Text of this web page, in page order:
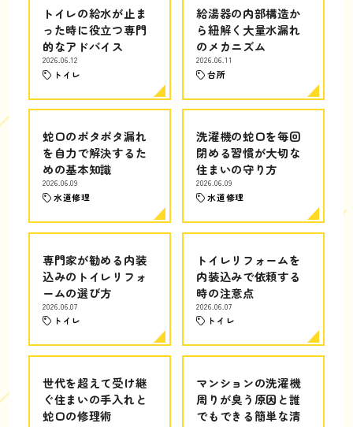
トイレの給水が止ま
った時に役立つ専門
的なアドバイス
2026.06.12
トイレ
給湯器の内部構造か
ら紐解く大量水漏れ
のメカニズム
2026.06.11
台所
蛇口のポタポタ漏れ
を自力で解決するた
めの基本知識
2026.06.09
水道修理
洗濯機の蛇口を毎回
閉める習慣が大切な
住まいの守り方
2026.06.09
水道修理
専門家が勧める内装
込みのトイレリフォ
ームの選び方
2026.06.07
トイレ
トイレリフォームを
内装込みで依頼する
時の注意点
2026.06.07
トイレ
世代を超えて受け継
ぐ住まいの手入れと
蛇口の修理術
マンションの洗濯機
周りが臭う原因と誰
でもできる簡単な清